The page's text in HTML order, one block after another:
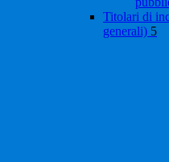
Titolari di
generali) 5